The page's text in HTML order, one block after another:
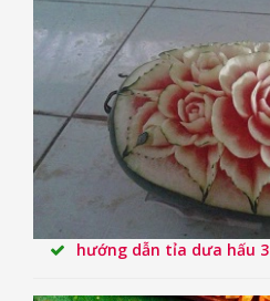
hướng dẫn tỉa dưa hấu 3